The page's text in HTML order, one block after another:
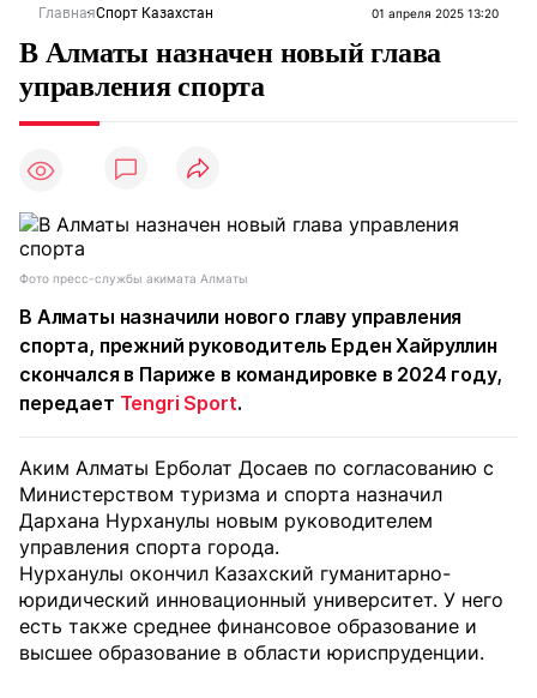
ГлавнаяСпорт Казахстан 01 апреля 2025 13:20
В Алматы назначен новый глава
управления спорта
Фото пресс-службы акимата Алматы
В Алматы назначили нового главу управления
спорта, прежний руководитель Ерден Хайруллин
скончался в Париже в командировке в 2024 году,
передает Tengri Sport.
Аким Алматы Ерболат Досаев по согласованию с
Министерством туризма и спорта назначил
Дархана Нурханулы новым руководителем
управления спорта города.
Нурханулы окончил Казахский гуманитарно-
юридический инновационный университет. У него
есть также среднее финансовое образование и
высшее образование в области юриспруденции.